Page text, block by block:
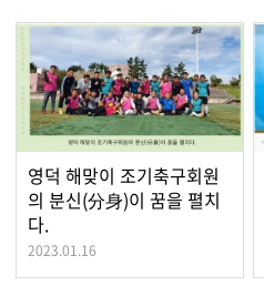
영덕 해맞이 조기축구회원
의 분신(分身)이 꿈을 펼치
다.
2023.01.16